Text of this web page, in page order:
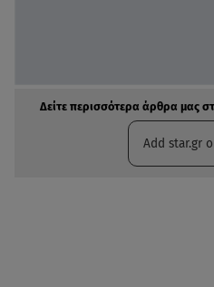
Δείτε περισσότερα άρθρα μας
Add star.gr